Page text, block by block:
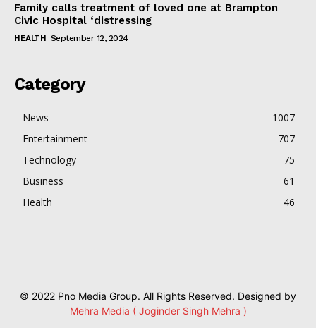
Family calls treatment of loved one at Brampton
Civic Hospital ‘distressing
HEALTH September 12, 2024
Category
News
1007
Entertainment
707
Technology
75
Business
61
Health
46
© 2022 Pno Media Group. All Rights Reserved. Designed by
Mehra Media ( Joginder Singh Mehra )